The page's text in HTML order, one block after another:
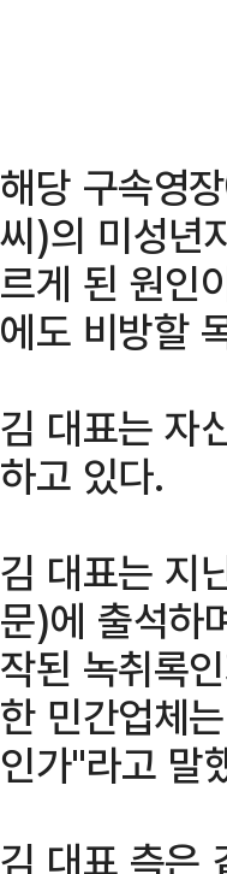
해당 구속영
씨)의 미성년
르게 된 원인
에도 비방할
김 대표는 자
하고 있다.
김 대표는 지
문)에 출석하
작된 녹취록
한 민간업체
인가"라고 말
김 대표 측은